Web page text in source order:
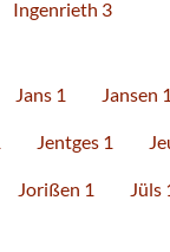
Ingenrieth 3
Jans 1 Jansen 1
Jentges 1
Jorißen 1 Jüls